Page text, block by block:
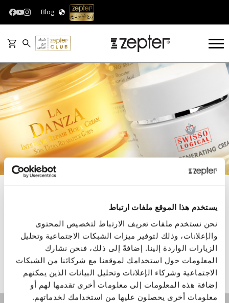
يستخدم هذا الموقع ملفات ارتباط
نحن نستخدم ملفات تعريف الارتباط لتخصيص المحتوى
والإعلانات، وذلك لتوفير ميزات الشبكات الاجتماعية وتحليل
الزيارات الواردة إلينا. إضافةً إلى ذلك، فنحن نشارك
المعلومات حول استخدامك لموقعنا مع شركائنا من الشبكات
الاجتماعية وشركاء الإعلانات وتحليل البيانات الذين يمكنهم
إضافة هذه المعلومات إلى معلومات أخرى تقدمها لهم أو
معلومات أخرى يحصلون عليها من استخدامك لخدماتهم.
Blog
BEAUTY & WELLNESS
النساء
العطور
يُصنف:
لا توجد منتجات مماثلة.